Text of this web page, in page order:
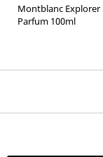
Montblanc Explorer Extreme
Parfum 100ml